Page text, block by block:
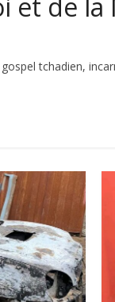
et de
tchadien,